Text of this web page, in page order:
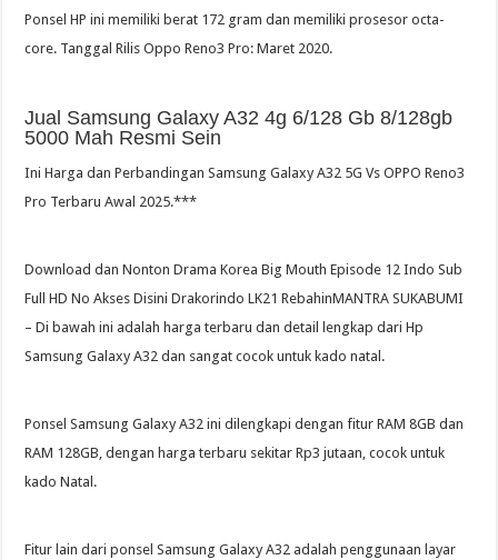
Ponsel HP ini memiliki berat 172 gram dan memiliki prosesor octa-
core. Tanggal Rilis Oppo Reno3 Pro: Maret 2020.
Jual Samsung Galaxy A32 4g 6/128 Gb 8/128gb
5000 Mah Resmi Sein
Ini Harga dan Perbandingan Samsung Galaxy A32 5G Vs OPPO Reno3
Pro Terbaru Awal 2025.***
Download dan Nonton Drama Korea Big Mouth Episode 12 Indo Sub
Full HD No Akses Disini Drakorindo LK21 RebahinMANTRA SUKABUMI
– Di bawah ini adalah harga terbaru dan detail lengkap dari Hp
Samsung Galaxy A32 dan sangat cocok untuk kado natal.
Ponsel Samsung Galaxy A32 ini dilengkapi dengan fitur RAM 8GB dan
RAM 128GB, dengan harga terbaru sekitar Rp3 jutaan, cocok untuk
kado Natal.
Fitur lain dari ponsel Samsung Galaxy A32 adalah penggunaan layar